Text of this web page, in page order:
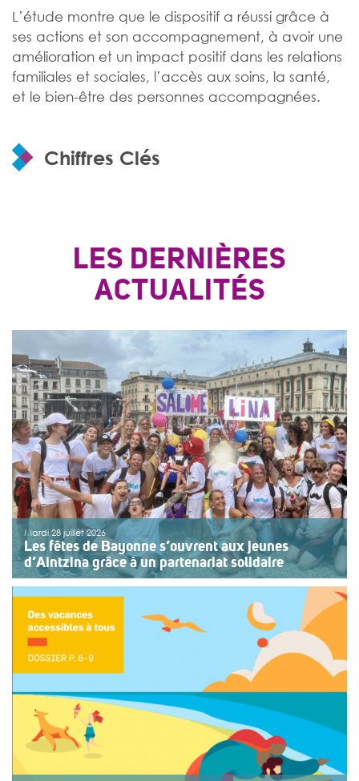
L’étude montre que le dispositif a réussi grâce à
ses actions et son accompagnement, à avoir une
amélioration et un impact positif dans les relations
familiales et sociales, l’accès aux soins, la santé,
et le bien-être des personnes accompagnées.
Chiffres Clés
LES DERNIÈRES
ACTUALITÉS
Mardi 28 juillet 2026
Les fêtes de Bayonne s’ouvrent aux jeunes
d’Aintzina grâce à un partenariat solidaire
Une organisation collective au service de l’inclusion
Depuis sept ans, l’association ouvre le premier jour des
fêtes de Bayonne à une structure accompagnant des
enfants ou des adolescents en situation de handicap
ou de fragilité. Cette année, le choix […]
>>Lire la suite